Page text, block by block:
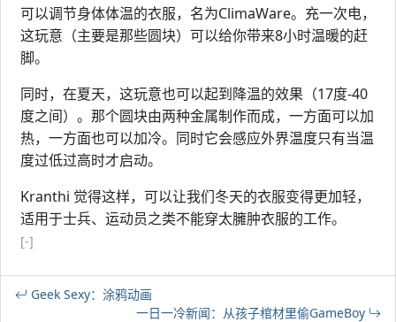
可以调节身体体温的衣服，名为ClimaWare。充一次电，
这玩意（主要是那些圆块）可以给你带来8小时温暖的赶
脚。
同时，在夏天，这玩意也可以起到降温的效果（17度-40
度之间）。那个圆块由两种金属制作而成，一方面可以加
热，一方面也可以加冷。同时它会感应外界温度只有当温
度过低过高时才启动。
Kranthi 觉得这样，可以让我们冬天的衣服变得更加轻，
适用于士兵、运动员之类不能穿太臃肿衣服的工作。
[-]
Geek Sexy：涂鸦动画
一日一冷新闻：从孩子棺材里偷GameBoy